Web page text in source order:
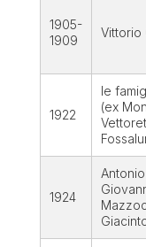
1905-
1909
Vittorio
1922
le
(ex
1924